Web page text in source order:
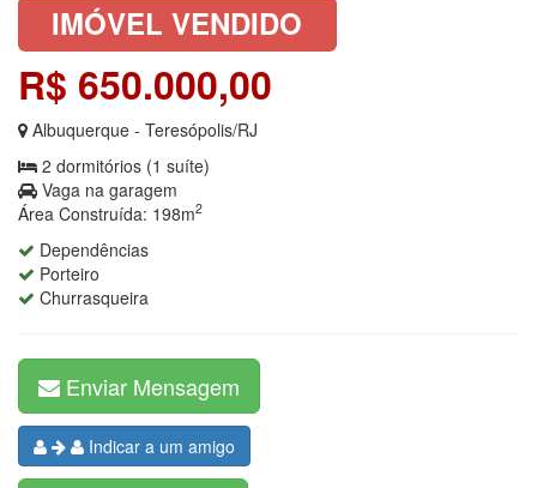
IMÓVEL VENDIDO
R$ 650.000,00
Albuquerque - Teresópolis/RJ
2 dormitórios (1 suíte)
Vaga na garagem
Área Construída: 198m2
Dependências
Porteiro
Churrasqueira
Enviar Mensagem
Indicar a um amigo